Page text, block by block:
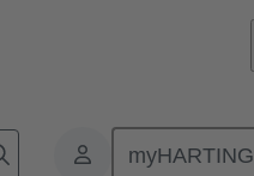
myHARTING